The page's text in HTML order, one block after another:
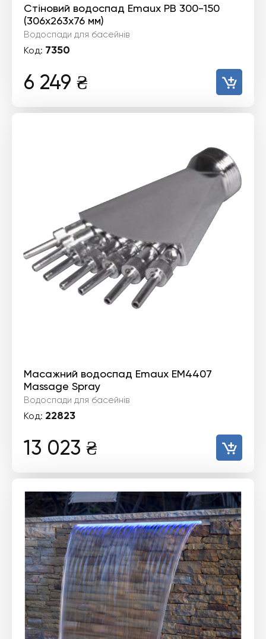
Стіновий водоспад Emaux PB 300-150
(306х263х76 мм)
Водоспади для басейнів
Код: 7350
6 249 ₴
Масажний водоспад Emaux EM4407
Massage Spray
Водоспади для басейнів
Код: 22823
13 023 ₴